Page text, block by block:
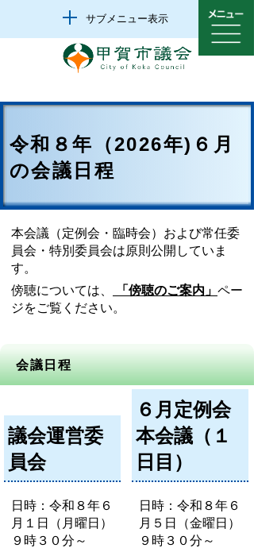
サブメニュー表示
令和８年（2026年)６月
の会議日程
本会議（定例会・臨時会）および常任委
員会・特別委員会は原則公開していま
す。
傍聴については、
「傍聴のご案内」 ペー
ジをご覧ください。
会議日程
議会運営委
員会
日時：令和８年６
月１日（月曜日）
９時３０分～
６月定例会
本会議（１
日目）
日時：令和８年６
月５日（金曜日）
９時３０分～